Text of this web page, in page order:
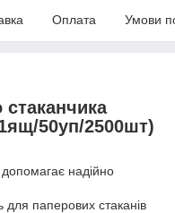
Оплата Умови
50уп/2500шт)
надійно
для паперових стаканів